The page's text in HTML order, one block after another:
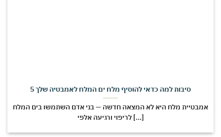
5 סיבות למה כדאי להוסיף מלח ים המלח לאמבטיה שלך
אמבטיית מלח היא לא המצאה חדשה — בני אדם השתמשו בים המלח
לריפוי ורגיעה אלפי [...]